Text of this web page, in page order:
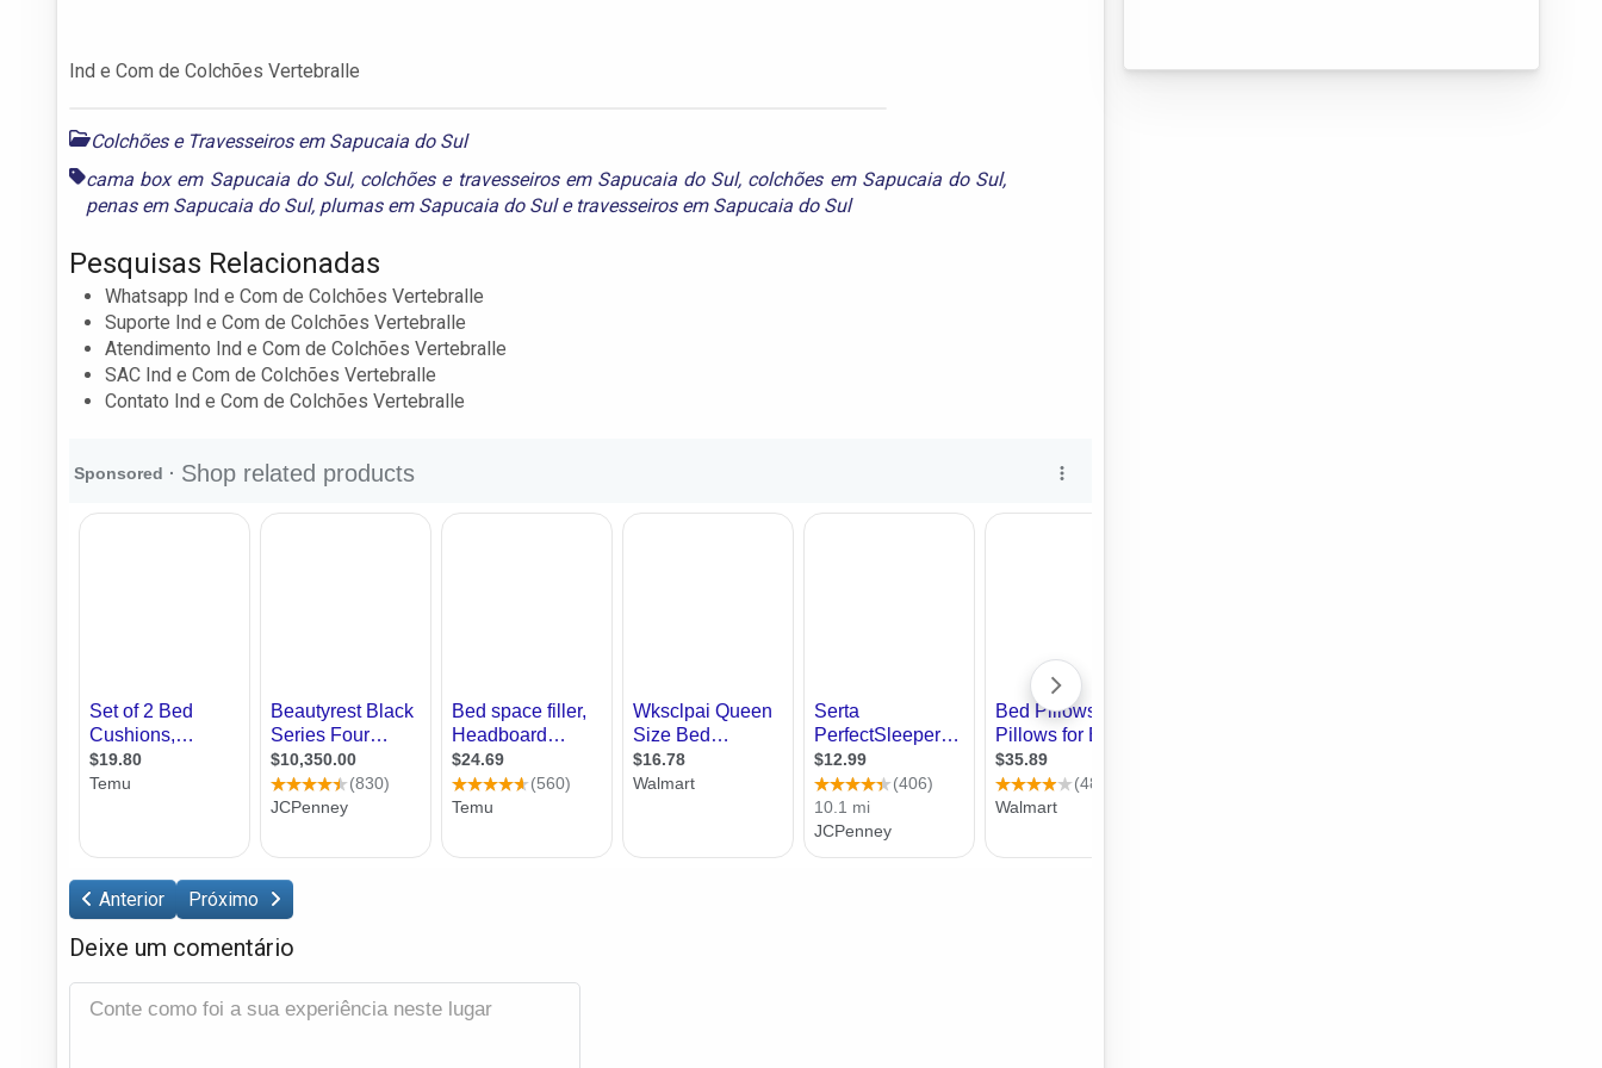
Ind e Com de Colchões Vertebralle
Colchões e Travesseiros em Sapucaia do Sul
cama box em Sapucaia do Sul, colchões e travesseiros em Sapucaia do Sul, colchões em Sapucaia do Sul,
penas em Sapucaia do Sul, plumas em Sapucaia do Sule travesseiros em Sapucaia do Sul
Pesquisas Relacionadas
Whatsapp Ind e Com de Colchões Vertebralle
Suporte Ind e Com de Colchões Vertebralle
Atendimento Ind e Com de Colchões Vertebralle
SAC Ind e Com de Colchões Vertebralle
Contato Ind e Com de Colchões Vertebralle
Anterior Próximo
Deixe um comentário